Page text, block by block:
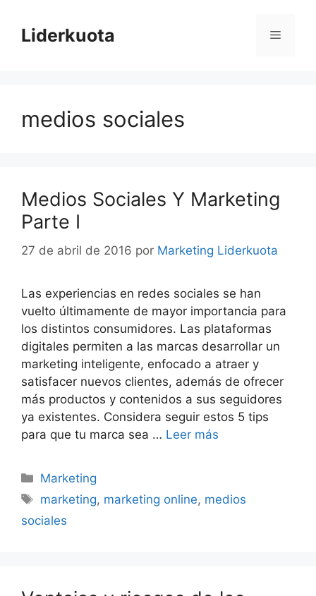
contenido
Liderkuota Menú
medios sociales
Medios Sociales Y Marketing
Parte I
27 de abril de 2016 por Marketing Liderkuota
Las experiencias en redes sociales se han
vuelto últimamente de mayor importancia para
los distintos consumidores. Las plataformas
digitales permiten a las marcas desarrollar un
marketing inteligente, enfocado a atraer y
satisfacer nuevos clientes, además de ofrecer
más productos y contenidos a sus seguidores
ya existentes. Considera seguir estos 5 tips
para que tu marca sea … Leer más
Categorías
Marketing
Etiquetas
marketing, marketing online, medios
sociales